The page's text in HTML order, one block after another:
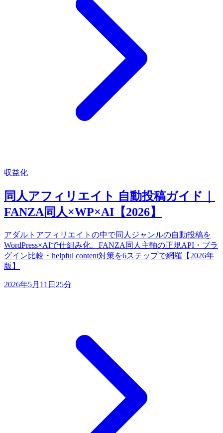
収益化
同人アフィリエイト 自動投稿ガイド｜
FANZA同人×WP×AI【2026】
アダルトアフィリエイトの中で同人ジャンルの自動投稿を
WordPress×AIで仕組み化。FANZA同人主軸の正規API・プラ
グイン比較・helpful content対策を6ステップで網羅【2026年
版】
2026年5月11日 25分